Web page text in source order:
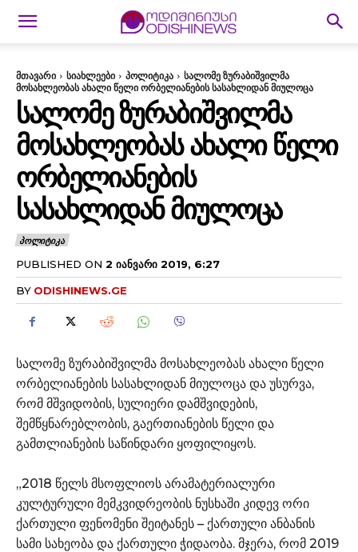
მთავარი სიახლეები პოლიტიკა
სალომე ზურაბიშვილმა
მოსახლეობას ახალი წელი ორბელიანების სასახლიდან მიულოცა
ᲡᲐᲚᲝᲛᲔ ᲖᲣᲠᲐᲑᲘᲨᲕᲘᲚᲛᲐ
ᲛᲝᲡᲐᲮᲚᲔᲝᲑᲐᲡ ᲐᲮᲐᲚᲘ ᲬᲔᲚᲘ
ᲝᲠᲑᲔᲚᲘᲐᲜᲔᲑᲘᲡ
ᲡᲐᲡᲐᲮᲚᲘᲓᲐᲜ ᲛᲘᲣᲚᲝᲪᲐ
ᲞᲝᲚᲘᲢᲘᲙᲐ
PUBLISHED ON 2 ᲘᲐᲜᲕᲐᲠᲘ 2019, 6:27
BY ODISHINEWS.GE
სალომე ზურაბიშვილმა მოსახლეობას ახალი წელი
ორბელიანების სასახლიდან მიულოცა და უსურვა,
რომ მშვიდობის, სულიერი დამშვიდების,
შემწყნარებლობის, გაერთიანების წელი და
გამთლიანების საწინდარი ყოფილიყოს.
„2018 წელს მსოფლიოს არამატერიალური
კულტურული მემკვიდრეობის ნუსხაში კიდევ ორი
ქართული ფენომენი შეიტანეს – ქართული ანბანის
სამი სახეობა და ქართული ჭიდაობა. მჯერა, რომ 2019